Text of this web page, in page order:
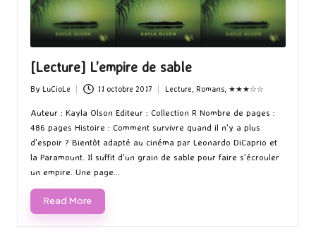
[Lecture] L’empire de sable
Posted
by
By LuCioLe 11 octobre 2017
in
Lecture, Romans, ★★★☆☆
Auteur : Kayla Olson Editeur : Collection R Nombre de pages :
486 pages Histoire : Comment survivre quand il n'y a plus
d'espoir ? Bientôt adapté au cinéma par Leonardo DiCaprio et
la Paramount. Il suffit d'un grain de sable pour faire s'écrouler
un empire. Une page…
Read More